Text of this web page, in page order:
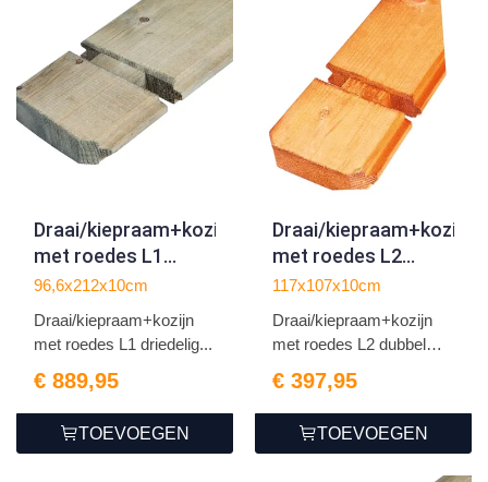
Draai/kiepraam+kozijn
met roedes L1
driedelig dubbel glas
geïmpregneerd
96,6x212x10cm
Draai/kiepraam+kozijn
met roedes L1 driedelig...
€ 889,95
TOEVOEGEN
Draai/kiepraam+kozijn
met roedes L2
dubbel glas | RCW
117x107x10cm
Draai/kiepraam+kozijn
met roedes L2 dubbel
€ 397,95
TOEVOEGEN